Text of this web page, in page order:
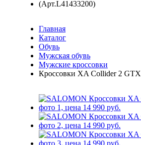
Главная
Каталог
Обувь
Мужская обувь
Мужские кроссовки
Кроссовки XA Collider 2 GTX